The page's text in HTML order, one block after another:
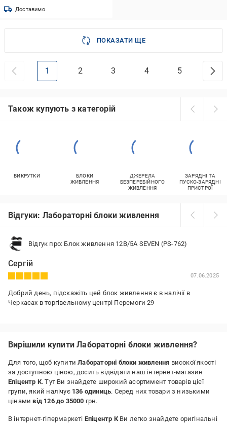
Доставимо
ПОКАЗАТИ ЩЕ
1 2 3 4 5
Також купують з категорій
ВИКРУТКИ
БЛОКИ
ЖИВЛЕННЯ
ДЖЕРЕЛА
БЕЗПЕРЕБІЙНОГО
ЖИВЛЕННЯ
ЗАРЯДНІ ТА
ПУСКО-ЗАРЯДНІ
ПРИСТРОЇ
Відгуки: Лабораторні блоки живлення
Відгук про: Блок живлення 12В/5А SEVEN (PS-762)
Сергій
07.06.2025
Добрий день, підскажіть цей блок живлення є в налічії в
Черкасах в торгівельному центрі Перемоги 29
Вирішили купити Лабораторні блоки живлення?
Для того, щоб купитиЛабораторні блоки живлення високої якості
за доступною ціною, досить відвідати наш інтернет-магазин
Епіцентр К. Тут Ви знайдете широкий асортимент товарів цієї
групи, який налічує 136 одиниць. Серед них товари з низькими
цінамивід 126 до 35000 грн.
В інтернет-гіпермаркеті Епіцентр КВи легко знайдете оригінальні